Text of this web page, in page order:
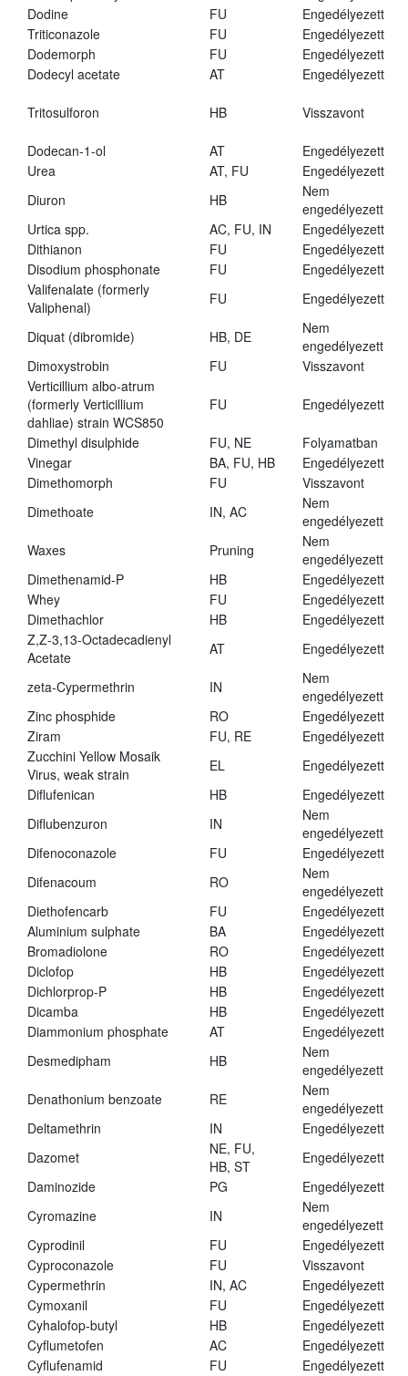
Dodine
FU
Engedélyezett
Triticonazole
FU
Engedélyezett
Dodemorph
FU
Engedélyezett
Dodecyl acetate
AT Engedélyezett
Tritosulforon HB Visszavont
Dodecan-1-ol AT
Engedélyezett
Urea
AT, FU
Engedélyezett
Diuron
HB
Nem
engedélyezett
Urtica spp.
AC, FU, IN
Engedélyezett
Dithianon
FU
Engedélyezett
Disodium phosphonate
FU
Engedélyezett
Valifenalate (formerly
Valiphenal)
FU Engedélyezett
Diquat (dibromide) HB, DE
Nem
engedélyezett
Dimoxystrobin
FU
Visszavont
Verticillium albo-atrum
(formerly Verticillium
dahliae) strain WCS850
FU Engedélyezett
Dimethyl disulphide FU, NE
Folyamatban
Vinegar
BA, FU, HB
Engedélyezett
Dimethomorph
FU
Visszavont
Dimethoate
IN, AC
Nem
engedélyezett
Waxes
Pruning
Nem
engedélyezett
Dimethenamid-P
HB
Engedélyezett
Whey
FU
Engedélyezett
Dimethachlor
HB
Engedélyezett
Z,Z-3,13-Octadecadienyl
Acetate
AT Engedélyezett
zeta-Cypermethrin IN
Nem
engedélyezett
Zinc phosphide
RO
Engedélyezett
Ziram
FU, RE
Engedélyezett
Zucchini Yellow Mosaik
Virus, weak strain
EL
Engedélyezett
Diflufenican
HB
Engedélyezett
Diflubenzuron
IN
Nem
engedélyezett
Difenoconazole
FU
Engedélyezett
Difenacoum
RO
Nem
engedélyezett
Diethofencarb
FU
Engedélyezett
Aluminium sulphate
BA
Engedélyezett
Bromadiolone
RO
Engedélyezett
Diclofop
HB
Engedélyezett
Dichlorprop-P
HB
Engedélyezett
Dicamba
HB
Engedélyezett
Diammonium phosphate
AT
Engedélyezett
Desmedipham
HB
Nem
engedélyezett
Denathonium benzoate
RE
Nem
engedélyezett
Deltamethrin
IN
Engedélyezett
Dazomet
NE, FU,
HB, ST
Engedélyezett
Daminozide
PG
Engedélyezett
Cyromazine
IN
Nem
engedélyezett
Cyprodinil
FU
Engedélyezett
Cyproconazole
FU
Visszavont
Cypermethrin
IN, AC
Engedélyezett
Cymoxanil
FU
Engedélyezett
Cyhalofop-butyl
HB
Engedélyezett
Cyflumetofen
AC
Engedélyezett
Cyflufenamid
FU Engedélyezett